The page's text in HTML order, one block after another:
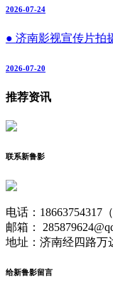
2026-07-24
● 济南影视宣传片拍
2026-07-20
推荐资讯
联系新鲁影
电话：18663754317
邮箱：
地址：济南经四路万
给新鲁影留言